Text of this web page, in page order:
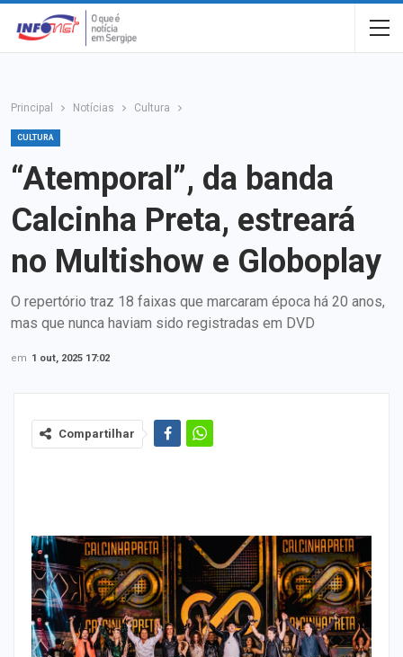
Principal Notícias Cultura
CULTURA
“Atemporal”, da banda
Calcinha Preta, estreará
no Multishow e Globoplay
O repertório traz 18 faixas que marcaram época há 20 anos,
mas que nunca haviam sido registradas em DVD
em 1 out, 2025 17:02
Compartilhar